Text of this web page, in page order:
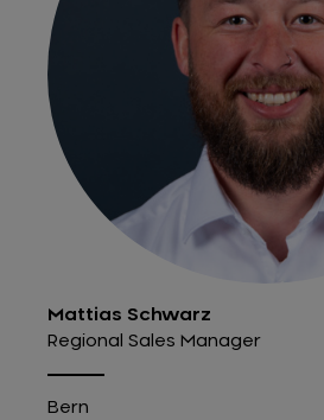
Mattias Schwarz
Regional Sales Manager
Bern